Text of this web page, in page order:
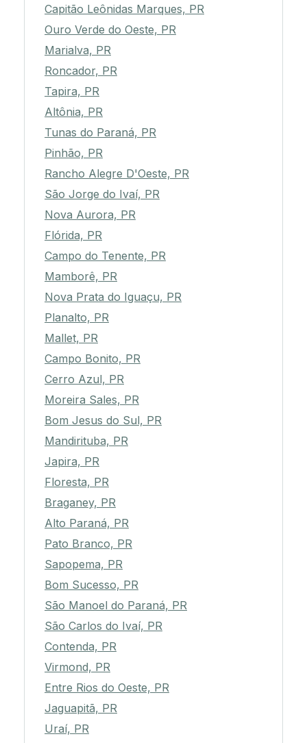
Capitão Leônidas Marques, PR
Ouro Verde do Oeste, PR
Marialva, PR
Roncador, PR
Tapira, PR
Altônia, PR
Tunas do Paraná, PR
Pinhão, PR
Rancho Alegre D'Oeste, PR
São Jorge do Ivaí, PR
Nova Aurora, PR
Flórida, PR
Campo do Tenente, PR
Mamborê, PR
Nova Prata do Iguaçu, PR
Planalto, PR
Mallet, PR
Campo Bonito, PR
Cerro Azul, PR
Moreira Sales, PR
Bom Jesus do Sul, PR
Mandirituba, PR
Japira, PR
Floresta, PR
Braganey, PR
Alto Paraná, PR
Pato Branco, PR
Sapopema, PR
Bom Sucesso, PR
São Manoel do Paraná, PR
São Carlos do Ivaí, PR
Contenda, PR
Virmond, PR
Entre Rios do Oeste, PR
Jaguapitã, PR
Uraí, PR